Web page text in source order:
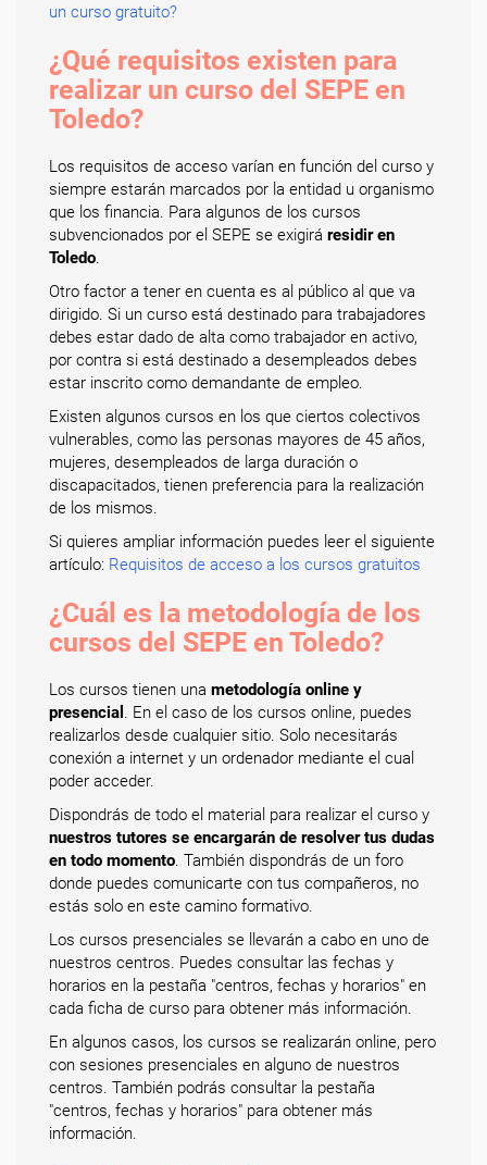
un curso gratuito?
¿Qué requisitos existen para
realizar un curso del SEPE en
Toledo?
Los requisitos de acceso varían en función del curso y
siempre estarán marcados por la entidad u organismo
que los financia. Para algunos de los cursos
subvencionados por el SEPE se exigirá residir en
Toledo.
Otro factor a tener en cuenta es al público al que va
dirigido. Si un curso está destinado para trabajadores
debes estar dado de alta como trabajador en activo,
por contra si está destinado a desempleados debes
estar inscrito como demandante de empleo.
Existen algunos cursos en los que ciertos colectivos
vulnerables, como las personas mayores de 45 años,
mujeres, desempleados de larga duración o
discapacitados, tienen preferencia para la realización
de los mismos.
Si quieres ampliar información puedes leer el siguiente
artículo: Requisitos de acceso a los cursos gratuitos
¿Cuál es la metodología de los
cursos del SEPE en Toledo?
Los cursos tienen una metodología online y
presencial . En el caso de los cursos online, puedes
realizarlos desde cualquier sitio. Solo necesitarás
conexión a internet y un ordenador mediante el cual
poder acceder.
Dispondrás de todo el material para realizar el curso y
nuestros tutores se encargarán de resolver tus dudas
en todo momento. También dispondrás de un foro
donde puedes comunicarte con tus compañeros, no
estás solo en este camino formativo.
Los cursos presenciales se llevarán a cabo en uno de
nuestros centros. Puedes consultar las fechas y
horarios en la pestaña "centros, fechas y horarios" en
cada ficha de curso para obtener más información.
En algunos casos, los cursos se realizarán online, pero
con sesiones presenciales en alguno de nuestros
centros. También podrás consultar la pestaña
"centros, fechas y horarios" para obtener más
información.